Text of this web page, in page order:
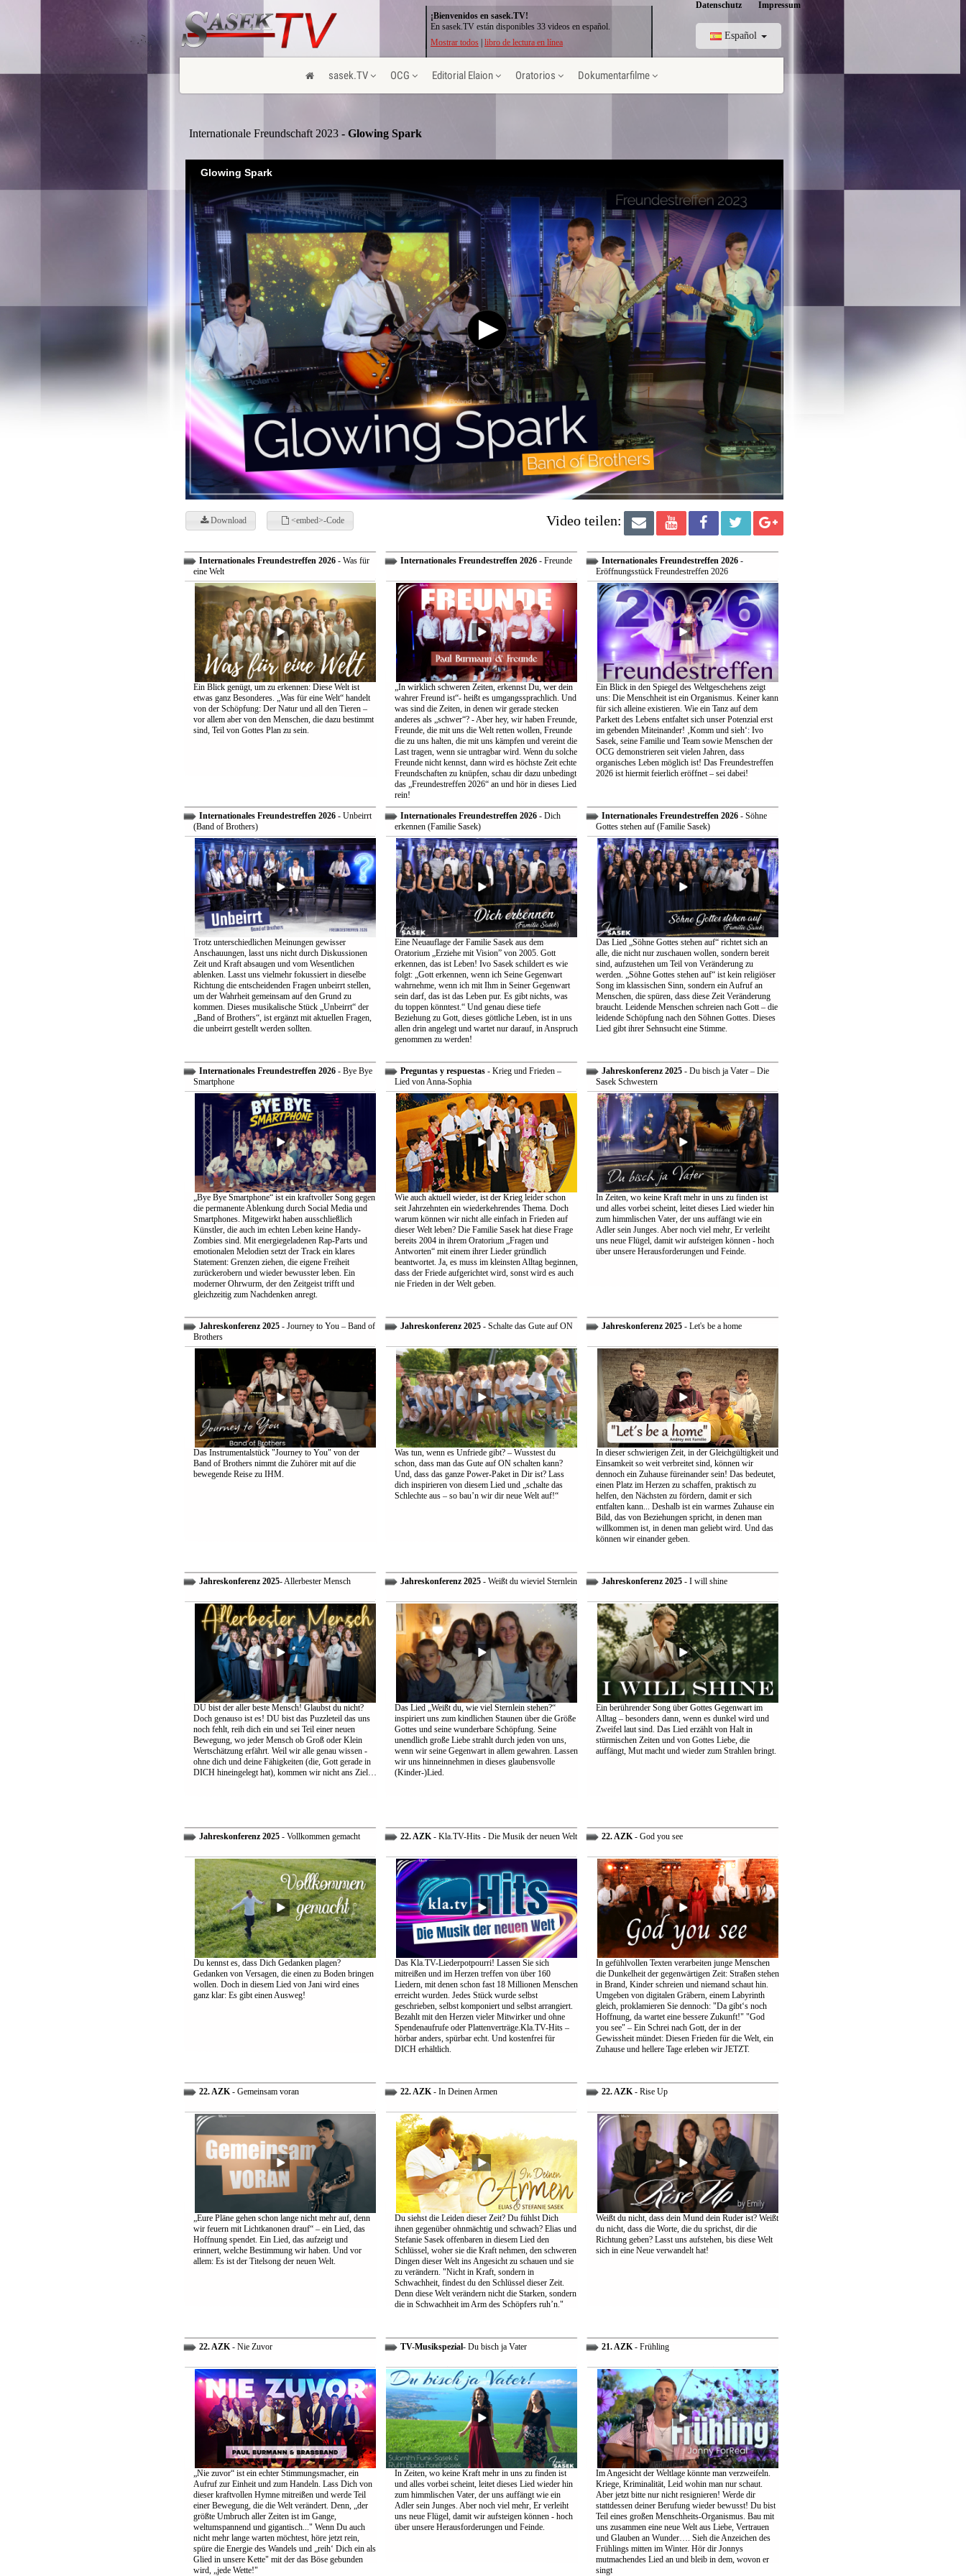
Datenschutz Impressum
Español
sasek.TV OCG Editorial Elaion Oratorios Dokumentarfilme
¡Bienvenidos en sasek.TV!
En sasek.TV están disponibles 33 videos en español.
Mostrar todos libro de lectura en línea
Internationale Freundschaft 2023 - Glowing Spark
Glowing Spark
Download <embed>-Code Video teilen:
Internationales Freundestreffen 2026- Was für
eine Welt
Ein Blick genügt, um zu erkennen: Diese Welt ist
etwas ganz Besonderes. „Was für eine Welt“ handelt
von der Schöpfung: Der Natur und all den Tieren –
vor allem aber von den Menschen, die dazu bestimmt
sind, Teil von Gottes Plan zu sein.
Internationales Freundestreffen 2026- Freunde
„In wirklich schweren Zeiten, erkennst Du, wer dein
wahrer Freund ist“- heißt es umgangssprachlich. Und
was sind die Zeiten, in denen wir gerade stecken
anderes als „schwer“? - Aber hey, wir haben Freunde,
Freunde, die mit uns die Welt retten wollen, Freunde
die zu uns halten, die mit uns kämpfen und vereint die
Last tragen, wenn sie untragbar wird. Wenn du solche
Freunde nicht kennst, dann wird es höchste Zeit echte
Freundschaften zu knüpfen, schau dir dazu unbedingt
das „Freundestreffen 2026“ an und hör in dieses Lied
rein!
Internationales Freundestreffen 2026-
Eröffnungsstück Freundestreffen 2026
Ein Blick in den Spiegel des Weltgeschehens zeigt
uns: Die Menschheit ist ein Organismus. Keiner kann
für sich alleine existieren. Wie ein Tanz auf dem
Parkett des Lebens entfaltet sich unser Potenzial erst
im gebenden Miteinander! ‚Komm und sieh‘: Ivo
Sasek, seine Familie und Team sowie Menschen der
OCG demonstrieren seit vielen Jahren, dass
organisches Leben möglich ist! Das Freundestreffen
2026 ist hiermit feierlich eröffnet – sei dabei!
Internationales Freundestreffen 2026- Unbeirrt
(Band of Brothers)
Trotz unterschiedlichen Meinungen gewisser
Anschauungen, lasst uns nicht durch Diskussionen
Zeit und Kraft absaugen und vom Wesentlichen
ablenken. Lasst uns vielmehr fokussiert in dieselbe
Richtung die entscheidenden Fragen unbeirrt stellen,
um der Wahrheit gemeinsam auf den Grund zu
kommen. Dieses musikalische Stück „Unbeirrt“ der
„Band of Brothers“, ist ergänzt mit aktuellen Fragen,
die unbeirrt gestellt werden sollten.
Internationales Freundestreffen 2026- Dich
erkennen (Familie Sasek)
Eine Neuauflage der Familie Sasek aus dem
Oratorium „Erziehe mit Vision” von 2005. Gott
erkennen, das ist Leben! Ivo Sasek schildert es wie
folgt: „Gott erkennen, wenn ich Seine Gegenwart
wahrnehme, wenn ich mit Ihm in Seiner Gegenwart
sein darf, das ist das Leben pur. Es gibt nichts, was
du toppen könntest.“ Und genau diese tiefe
Beziehung zu Gott, dieses göttliche Leben, ist in uns
allen drin angelegt und wartet nur darauf, in Anspruch
genommen zu werden!
Internationales Freundestreffen 2026- Söhne
Gottes stehen auf (Familie Sasek)
Das Lied „Söhne Gottes stehen auf“ richtet sich an
alle, die nicht nur zuschauen wollen, sondern bereit
sind, aufzustehen um Teil von Veränderung zu
werden. „Söhne Gottes stehen auf“ ist kein religiöser
Song im klassischen Sinn, sondern ein Aufruf an
Menschen, die spüren, dass diese Zeit Veränderung
braucht. Leidende Menschen schreien nach Gott – die
leidende Schöpfung nach den Söhnen Gottes. Dieses
Lied gibt ihrer Sehnsucht eine Stimme.
Internationales Freundestreffen 2026- Bye Bye
Smartphone
„Bye Bye Smartphone“ ist ein kraftvoller Song gegen
die permanente Ablenkung durch Social Media und
Smartphones. Mitgewirkt haben ausschließlich
Künstler, die auch im echten Leben keine Handy-
Zombies sind. Mit energiegeladenen Rap-Parts und
emotionalen Melodien setzt der Track ein klares
Statement: Grenzen ziehen, die eigene Freiheit
zurückerobern und wieder bewusster leben. Ein
moderner Ohrwurm, der den Zeitgeist trifft und
gleichzeitig zum Nachdenken anregt.
Preguntas y respuestas- Krieg und Frieden –
Lied von Anna-Sophia
Wie auch aktuell wieder, ist der Krieg leider schon
seit Jahrzehnten ein wiederkehrendes Thema. Doch
warum können wir nicht alle einfach in Frieden auf
dieser Welt leben? Die Familie Sasek hat diese Frage
bereits 2004 in ihrem Oratorium „Fragen und
Antworten“ mit einem ihrer Lieder gründlich
beantwortet. Ja, es muss im kleinsten Alltag beginnen,
dass der Friede aufgerichtet wird, sonst wird es auch
nie Frieden in der Welt geben.
Jahreskonferenz 2025- Du bisch ja Vater – Die
Sasek Schwestern
In Zeiten, wo keine Kraft mehr in uns zu finden ist
und alles vorbei scheint, leitet dieses Lied wieder hin
zum himmlischen Vater, der uns auffängt wie ein
Adler sein Junges. Aber noch viel mehr, Er verleiht
uns neue Flügel, damit wir aufsteigen können - hoch
über unsere Herausforderungen und Feinde.
Jahreskonferenz 2025- Journey to You – Band of
Brothers
Das Instrumentalstück "Journey to You" von der
Band of Brothers nimmt die Zuhörer mit auf die
bewegende Reise zu IHM.
Jahreskonferenz 2025- Schalte das Gute auf ON
Was tun, wenn es Unfriede gibt? – Wusstest du
schon, dass man das Gute auf ON schalten kann?
Und, dass das ganze Power-Paket in Dir ist? Lass
dich inspirieren von diesem Lied und „schalte das
Schlechte aus – so bau’n wir dir neue Welt auf!“
Jahreskonferenz 2025- Let's be a home
In dieser schwierigen Zeit, in der Gleichgültigkeit und
Einsamkeit so weit verbreitet sind, können wir
dennoch ein Zuhause füreinander sein! Das bedeutet,
einen Platz im Herzen zu schaffen, praktisch zu
helfen, den Nächsten zu fördern, damit er sich
entfalten kann... Deshalb ist ein warmes Zuhause ein
Bild, das von Beziehungen spricht, in denen man
willkommen ist, in denen man geliebt wird. Und das
können wir einander geben.
Jahreskonferenz 2025- Allerbester Mensch
DU bist der aller beste Mensch! Glaubst du nicht?
Doch genauso ist es! DU bist das Puzzleteil das uns
noch fehlt, reih dich ein und sei Teil einer neuen
Bewegung, wo jeder Mensch ob Groß oder Klein
Wertschätzung erfährt. Weil wir alle genau wissen -
ohne dich und deine Fähigkeiten (die, Gott gerade in
DICH hineingelegt hat), kommen wir nicht ans Ziel…
Jahreskonferenz 2025- Weißt du wieviel Sternlein
Das Lied „Weißt du, wie viel Sternlein stehen?“
inspiriert uns zum kindlichen Staunen über die Größe
Gottes und seine wunderbare Schöpfung. Seine
unendlich große Liebe strahlt durch jeden von uns,
wenn wir seine Gegenwart in allem gewahren. Lassen
wir uns hinneinnehmen in dieses glaubensvolle
(Kinder-)Lied.
Jahreskonferenz 2025- I will shine
Ein berührender Song über Gottes Gegenwart im
Alltag – besonders dann, wenn es dunkel wird und
Zweifel laut sind. Das Lied erzählt von Halt in
stürmischen Zeiten und von Gottes Liebe, die
auffängt, Mut macht und wieder zum Strahlen bringt.
Jahreskonferenz 2025- Vollkommen gemacht
Du kennst es, dass Dich Gedanken plagen?
Gedanken von Versagen, die einen zu Boden bringen
wollen. Doch in diesem Lied von Jani wird eines
ganz klar: Es gibt einen Ausweg!
22. AZK- Kla.TV-Hits - Die Musik der neuen Welt
Das Kla.TV-Liederpotpourri! Lassen Sie sich
mitreißen und im Herzen treffen von über 160
Liedern, mit denen schon fast 18 Millionen Menschen
erreicht wurden. Jedes Stück wurde selbst
geschrieben, selbst komponiert und selbst arrangiert.
Bezahlt mit den Herzen vieler Mitwirker und ohne
Spendenaufrufe oder Plattenverträge.Kla.TV-Hits –
hörbar anders, spürbar echt. Und kostenfrei für
DICH erhältlich.
22. AZK- God you see
In gefühlvollen Texten verarbeiten junge Menschen
die Dunkelheit der gegenwärtigen Zeit: Straßen stehen
in Brand, Kinder schreien und niemand schaut hin.
Umgeben von digitalen Gräbern, einem Labyrinth
gleich, proklamieren Sie dennoch: "Da gibt‘s noch
Hoffnung, da wartet eine bessere Zukunft!" "God
you see" – Ein Schrei nach Gott, der in der
Gewissheit mündet: Diesen Frieden für die Welt, ein
Zuhause und hellere Tage erleben wir JETZT.
22. AZK- Gemeinsam voran
„Eure Pläne gehen schon lange nicht mehr auf, denn
wir feuern mit Lichtkanonen drauf“ – ein Lied, das
Hoffnung spendet. Ein Lied, das aufzeigt und
erinnert, welche Bestimmung wir haben. Und vor
allem: Es ist der Titelsong der neuen Welt.
22. AZK- In Deinen Armen
Du siehst die Leiden dieser Zeit? Du fühlst Dich
ihnen gegenüber ohnmächtig und schwach? Elias und
Stefanie Sasek offenbaren in diesem Lied den
Schlüssel, woher sie die Kraft nehmen, den schweren
Dingen dieser Welt ins Angesicht zu schauen und sie
zu verändern. "Nicht in Kraft, sondern in
Schwachheit, findest du den Schlüssel dieser Zeit.
Denn diese Welt verändern nicht die Starken, sondern
die in Schwachheit im Arm des Schöpfers ruh’n."
22. AZK- Rise Up
Weißt du nicht, dass dein Mund dein Ruder ist? Weißt
du nicht, dass die Worte, die du sprichst, dir die
Richtung geben? Lasst uns aufstehen, bis diese Welt
sich in eine Neue verwandelt hat!
22. AZK- Nie Zuvor
„Nie zuvor“ ist ein echter Stimmungsmacher, ein
Aufruf zur Einheit und zum Handeln. Lass Dich von
dieser kraftvollen Hymne mitreißen und werde Teil
einer Bewegung, die die Welt verändert. Denn, „der
größte Umbruch aller Zeiten ist im Gange,
weltumspannend und gigantisch..." Wenn Du auch
nicht mehr lange warten möchtest, höre jetzt rein,
spüre die Energie des Wandels und „reih‘ Dich ein als
Glied in unsere Kette" mit der das Böse gebunden
wird, „jede Wette!"
TV-Musikspezial- Du bisch ja Vater
In Zeiten, wo keine Kraft mehr in uns zu finden ist
und alles vorbei scheint, leitet dieses Lied wieder hin
zum himmlischen Vater, der uns auffängt wie ein
Adler sein Junges. Aber noch viel mehr, Er verleiht
uns neue Flügel, damit wir aufsteigen können - hoch
über unsere Herausforderungen und Feinde.
21. AZK- Frühling
Im Angesicht der Weltlage könnte man verzweifeln.
Kriege, Kriminalität, Leid wohin man nur schaut.
Aber jetzt bitte nur nicht resignieren! Werde dir
stattdessen deiner Berufung wieder bewusst! Du bist
Teil eines großen Menschheits-Organismus. Bau mit
uns zusammen eine neue Welt aus Liebe, Vertrauen
und Glauben an Wunder…. Sieh die Anzeichen des
Frühlings mitten im Winter. Hör dir Jonnys
mutmachendes Lied an und bleib in dem, wovon er
singt